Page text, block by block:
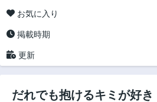
お気に入り
掲載時期
更新
だれでも抱けるキミが好き